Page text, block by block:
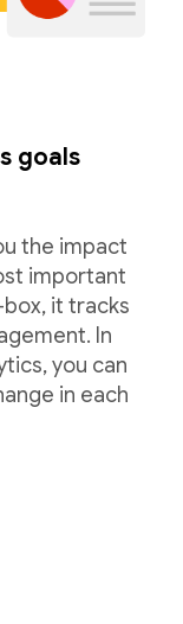
goals
the impact
important
it tracks
In
you can
in each